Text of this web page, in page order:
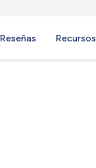
Reseñas Recursos